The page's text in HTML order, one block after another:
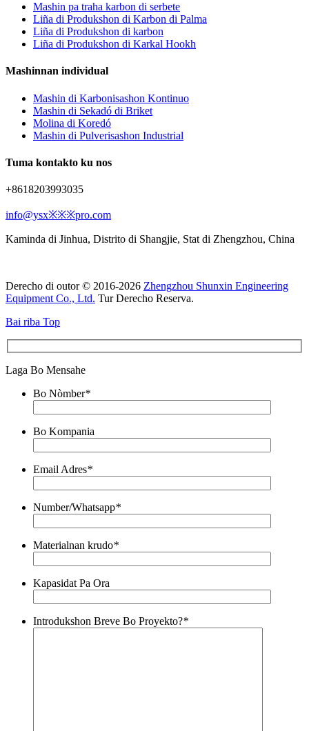
Mashin pa traha karbon di serbete
Liña di Produkshon di Karbon di Palma
Liña di Produkshon di karbon
Liña di Produkshon di Karkal Hookh
Mashinnan individual
Mashin di Karbonisashon Kontinuo
Mashin di Sekadó di Briket
Molina di Koredó
Mashin di Pulverisashon Industrial
Tuma kontakto ku nos
+8618203993035
info@ysx※※※pro.com
Kaminda di Jinhua, Distrito di Shangjie, Stat di Zhengzhou, China
Derecho di outor © 2016-2026 Zhengzhou Shunxin Engineering
Equipment Co., Ltd. Tur Derecho Reserva.
Bai riba Top
Laga Bo Mensahe
Bo Nòmber*
Bo Kompania
Email Adres*
Number/Whatsapp*
Materialnan krudo*
Kapasidat Pa Ora
Introdukshon Breve Bo Proyekto?*